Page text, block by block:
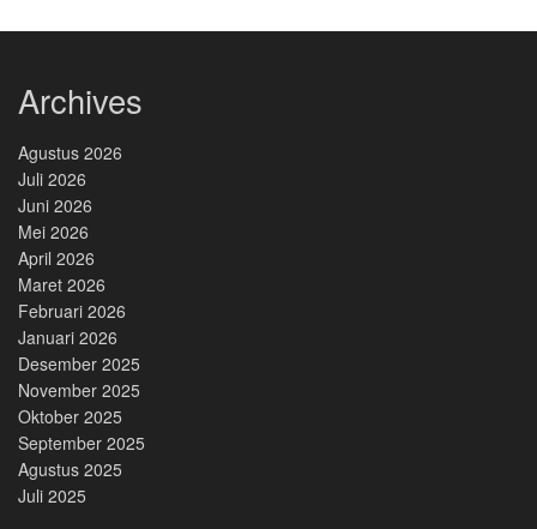
Archives
Agustus 2026
Juli 2026
Juni 2026
Mei 2026
April 2026
Maret 2026
Februari 2026
Januari 2026
Desember 2025
November 2025
Oktober 2025
September 2025
Agustus 2025
Juli 2025